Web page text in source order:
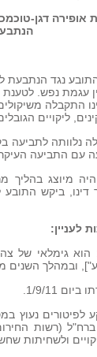
אופירה דגן-
נגד הנתבעת
עגמת נפש. לטענת
ליקויים
נלוותה לתביעה
עם התביעה
היה מיוצג
דינו, ביקש
לעניין:
ובמהלך השנים
(רשות
ולשחיתות